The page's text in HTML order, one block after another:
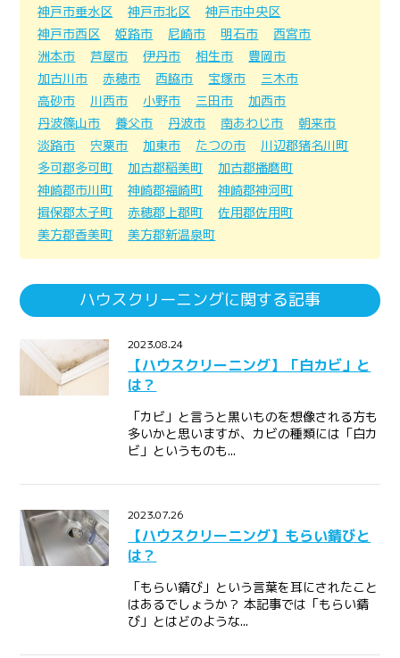
神戸市垂水区
神戸市北区
神戸市中央区
神戸市西区
姫路市 尼崎市 明石市
西宮市
洲本市
芦屋市 伊丹市 相生市
豊岡市
加古川市
赤穂市 西脇市 宝塚市
三木市
高砂市
川西市 小野市 三田市
加西市
丹波篠山市
養父市 丹波市 南あわじ市
朝来市
淡路市
宍粟市 加東市 たつの市
川辺郡猪名川町
多可郡多可町
加古郡稲美町
加古郡播磨町
神崎郡市川町
神崎郡福崎町
神崎郡神河町
揖保郡太子町
赤穂郡上郡町
佐用郡佐用町
美方郡香美町
美方郡新温泉町
ハウスクリーニングに関する記事
2023.08.24
【ハウスクリーニング】「白カビ」と
は？
「カビ」と言うと黒いものを想像される方も
多いかと思いますが、カビの種類には「白カ
ビ」というものも...
2023.07.26
【ハウスクリーニング】もらい錆びと
は？
「もらい錆び」という言葉を耳にされたこと
はあるでしょうか？ 本記事では「もらい錆
び」とはどのような...